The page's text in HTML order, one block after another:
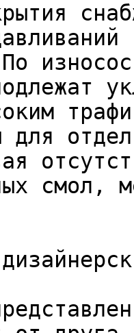
для
смол,